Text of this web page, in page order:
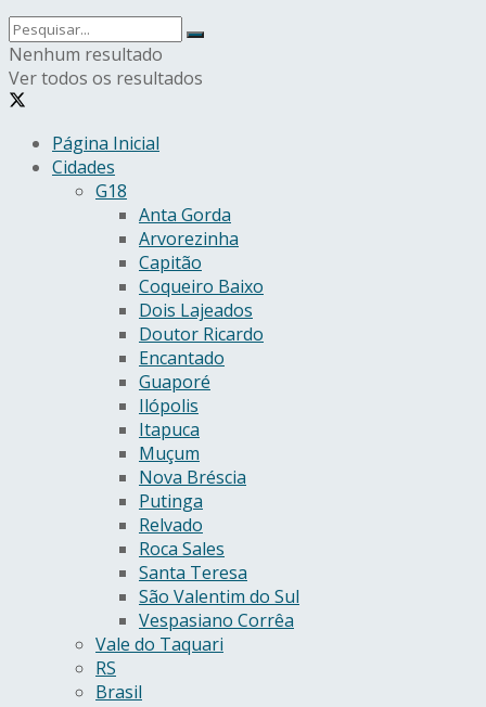
Nenhum resultado
Ver todos os resultados
Página Inicial
Cidades
G18
Anta Gorda
Arvorezinha
Capitão
Coqueiro Baixo
Dois Lajeados
Doutor Ricardo
Encantado
Guaporé
Ilópolis
Itapuca
Muçum
Nova Bréscia
Putinga
Relvado
Roca Sales
Santa Teresa
São Valentim do Sul
Vespasiano Corrêa
Vale do Taquari
RS
Brasil